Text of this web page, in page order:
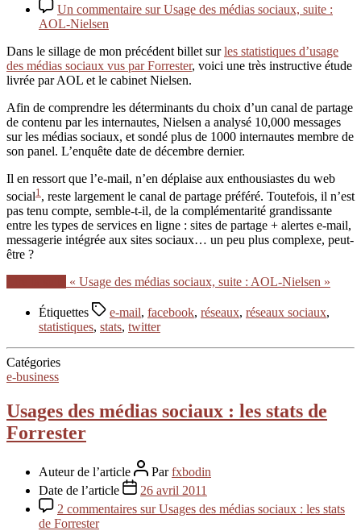
Un commentaire sur Usage des médias sociaux, suite :
AOL-Nielsen
Dans le sillage de mon précédent billet surles statistiques d’usage
des médias sociaux vus par Forrester, voici une très instructive étude
livrée par AOL et le cabinet Nielsen.
Afin de comprendre les déterminants du choix d’un canal de partage
de contenu par les internautes, Nielsen a analysé 10,000 messages
sur les médias sociaux, et sondé plus de 1000 internautes membre de
son panel. L’enquête date de décembre dernier.
Il en ressort que l’e-mail, n’en déplaise aux enthousiastes du web
social1 , reste largement le canal de partage préféré. Toutefois, il n’est
pas tenu compte, semble-t-il, de la complémentarité grandissante
entre les types de services en ligne : sites de partage + alertes e-mail,
messagerie intégrée aux sites sociaux… un peu plus complexe, peut-
être ?
« Usage des médias sociaux, suite : AOL-Nielsen »
Étiquettes e-mail, facebook, réseaux, réseaux sociaux,
statistiques, stats, twitter
Catégories
e-business
Usages des médias sociaux : les stats de
Forrester
Auteur de l’article Parfxbodin
Date de l’article
26 avril 2011
2 commentaires sur Usages des médias sociaux : les stats
de Forrester